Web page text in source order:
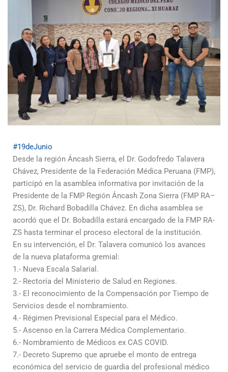
#19deJunio
Desde la región Áncash Sierra, el Dr. Godofredo Talavera
Chávez, Presidente de la Federación Médica Peruana (FMP),
participó en la asamblea informativa por invitación de la
Presidente de la FMP Región Áncash Zona Sierra (FMP RA–
ZS), Dr. Richard Bobadilla Chávez. En dicha asamblea se
acordó que el Dr. Bobadilla estará encargado de la FMP RA-
ZS hasta terminar el proceso electoral de la institución.
En su intervención, el Dr. Talavera comunicó los avances
de la nueva plataforma gremial:
1.- Nueva Escala Salarial.
2.- Rectoría del Ministerio de Salud en Regiones.
3.- El reconocimiento de la Compensación por Tiempo de
Servicios desde el nombramiento.
4.- Régimen Previsional Especial para el Médico.
5.- Ascenso en la Carrera Médica Complementario.
6.- Nombramiento de Médicos ex CAS COVID.
7.- Decreto Supremo que apruebe el monto de entrega
económica del servicio de guardia del profesional médico